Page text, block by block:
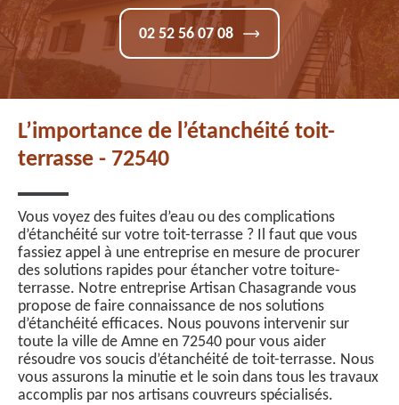
02 52 56 07 08
L’importance de l’étanchéité toit-
terrasse - 72540
Vous voyez des fuites d’eau ou des complications
d’étanchéité sur votre toit-terrasse ? Il faut que vous
fassiez appel à une entreprise en mesure de procurer
des solutions rapides pour étancher votre toiture-
terrasse. Notre entreprise Artisan Chasagrande vous
propose de faire connaissance de nos solutions
d’étanchéité efficaces. Nous pouvons intervenir sur
toute la ville de Amne en 72540 pour vous aider
résoudre vos soucis d’étanchéité de toit-terrasse. Nous
vous assurons la minutie et le soin dans tous les travaux
accomplis par nos artisans couvreurs spécialisés.